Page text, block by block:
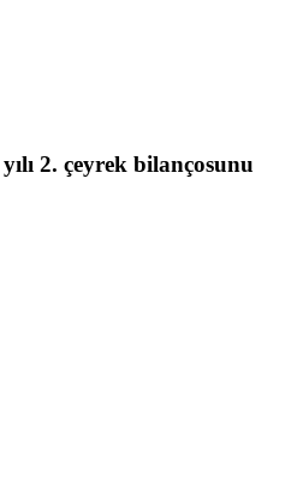
2. çeyrek bilançosunu